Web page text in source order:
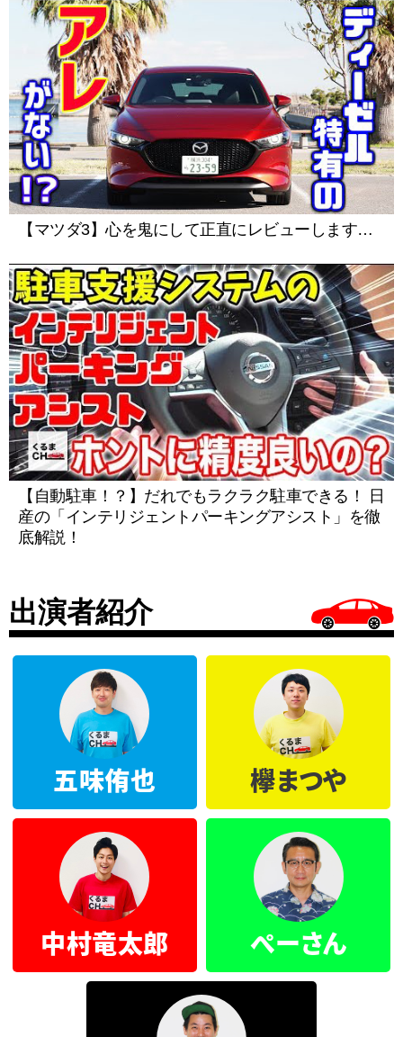
【マツダ3】心を鬼にして正直にレビューします…
【自動駐車！？】だれでもラクラク駐車できる！ 日
産の「インテリジェントパーキングアシスト」を徹
底解説！
出演者紹介
五味侑也 欅まつや
中村竜太郎 ぺーさん